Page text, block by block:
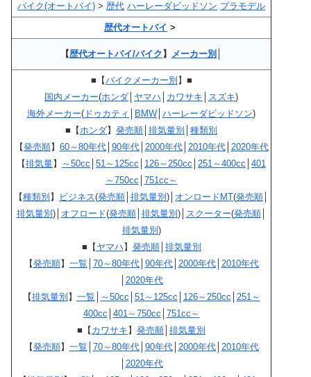
バイク(オートバイ) > 歴代 ハーレーダビッドソン プラモデル
歴代オートバイ >
【歴代オートバイ/バイク 】 メーカー別
■【バイクメーカー別 】■
国内メーカー(ホンダ ヤマハ カワサキ スズキ)
海外メーカー( ドゥカティ BMW ハーレーダビッドソン)
■【ホンダ】 発売順 排気量別
種類別
【発売順】 60～80年代│ 90年代│ 2000年代│ 2010年代│ 2020年代
【排気量】 ～50cc 51～125cc 126～250cc 251～400cc 401
～750cc 751cc～
【種類別 】 ビジネス(発売順 排気量別 )│ オンロードMT(発売順
排気量別 )│ オフロード(発売順│ 排気量別 )│ スクーター(発売順│
排気量別 )
■【 ヤマハ 】 発売順│ 排気量別
【発売順】 一覧 70～80年代│ 90年代│ 2000年代│ 2010年代
2020年代
【排気量別 】 一覧 ～50cc 51～125cc 126～250cc 251～
400cc 401～750cc 751cc～
■【 カワサキ 】 発売順 排気量別
【発売順】 一覧 70～80年代│ 90年代│ 2000年代│ 2010年代
2020年代